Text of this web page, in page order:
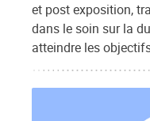
et post exposition,
dans le soin sur la
atteindre les